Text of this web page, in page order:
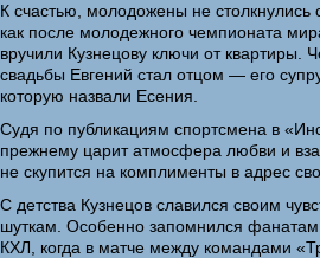
К счастью, молодожены не столкнулись
как после молодежного чемпионата
вручили Кузнецову ключи от квартиры.
свадьбы Евгений стал отцом — его
которую назвали Есения.
Судя по публикациям спортсмена в
прежнему царит атмосфера любви и
не скупится на комплименты в адрес
С детства Кузнецов славился своим
шуткам. Особенно запомнился
КХЛ, когда в матче между командами